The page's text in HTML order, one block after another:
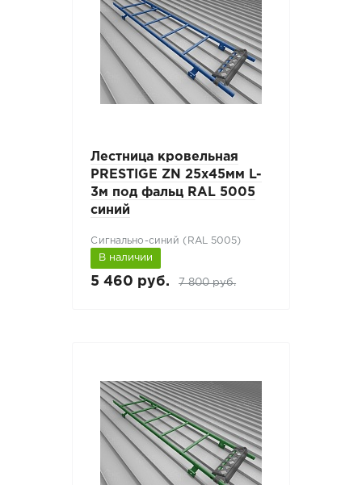
Лестница кровельная
PRESTIGE ZN 25x45мм L-
3м под фальц RAL 5005
синий
Сигнально-синий (RAL 5005)
В наличии
5 460 руб. 7 800 руб.